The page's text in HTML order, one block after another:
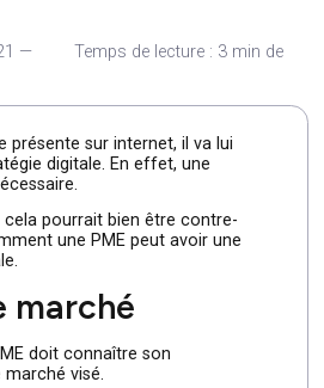
—
Temps de lecture : 3 min
digitale. En effet, une
nécessaire.
cela pourrait bien être contre-
une PME peut avoir une